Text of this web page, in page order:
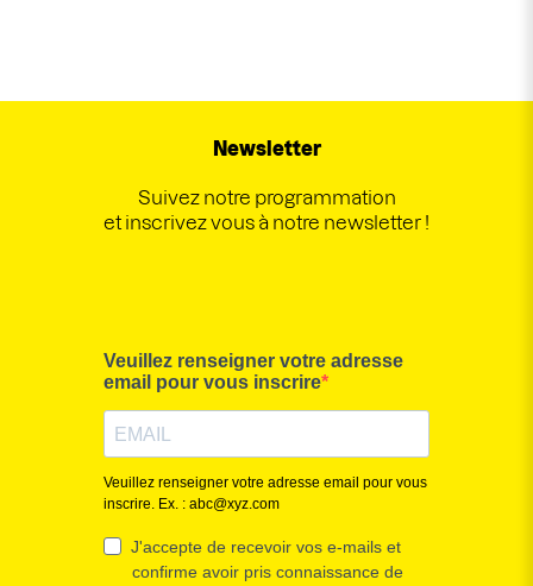
Newsletter
Suivez notre programmation
et inscrivez vous à notre newsletter !
Veuillez renseigner votre adresse
email pour vous inscrire
Veuillez renseigner votre adresse email pour vous
inscrire. Ex. : abc@xyz.com
J'accepte de recevoir vos e-mails et
confirme avoir pris connaissance de